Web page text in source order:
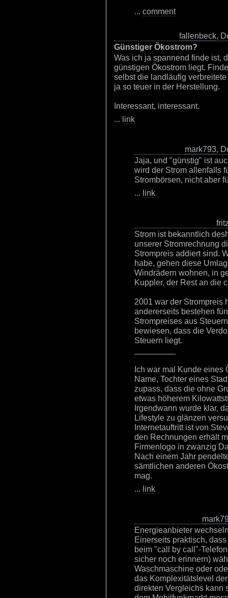
... comment
fallenbeck,
Günstiger Ökostrom?
Was ich ja spannend finde ist,
günstigen Ökostrom liegt.
selbst die landläufig
ja so teuer in der Herstellung.
Interessant, interessant.
... link
mark793,
Jaja, und "günstig" ist
wird der Strom allenfalls
Strombörsen, nicht aber
... link
Strom ist bekanntlich
unserer Stromrechnung
Strompreis addiert sind.
habe, gehen diese
Windrädern wohnen, in
Kuppler, der Rest an die
2001 war der Strompreis
andererseits bestehen
Strompreises aus
bewiesen, dass die
Steuern liegt.
Ich war mal Kunde eines
Name, Tochter eines
zupass, dass die ohne
etwas höherem
Irgendwann wurde klar,
Lifestyle zu glänzen
Internetauftritt ist von
den Rechnungen erhält
Firmenlogo in zwanzig
Nach einem Jahr
sämtlichen anderen
mag.
... link
Energieanbieter
Einerseits praktisch,
beim "call by call"-
sicher noch erinnern)
Waschmaschine oder
das Komplexitätslevel
direkten Vergleichs kann